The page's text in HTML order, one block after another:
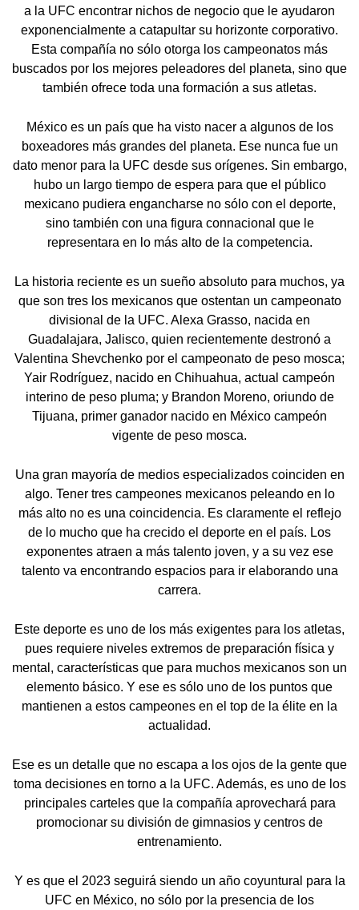
a la UFC encontrar nichos de negocio que le ayudaron
exponencialmente a catapultar su horizonte corporativo.
Esta compañía no sólo otorga los campeonatos más
buscados por los mejores peleadores del planeta, sino que
también ofrece toda una formación a sus atletas.
México es un país que ha visto nacer a algunos de los
boxeadores más grandes del planeta. Ese nunca fue un
dato menor para la UFC desde sus orígenes. Sin embargo,
hubo un largo tiempo de espera para que el público
mexicano pudiera engancharse no sólo con el deporte,
sino también con una figura connacional que le
representara en lo más alto de la competencia.
La historia reciente es un sueño absoluto para muchos, ya
que son tres los mexicanos que ostentan un campeonato
divisional de la UFC. Alexa Grasso, nacida en
Guadalajara, Jalisco, quien recientemente destronó a
Valentina Shevchenko por el campeonato de peso mosca;
Yair Rodríguez, nacido en Chihuahua, actual campeón
interino de peso pluma; y Brandon Moreno, oriundo de
Tijuana, primer ganador nacido en México campeón
vigente de peso mosca.
Una gran mayoría de medios especializados coinciden en
algo. Tener tres campeones mexicanos peleando en lo
más alto no es una coincidencia. Es claramente el reflejo
de lo mucho que ha crecido el deporte en el país. Los
exponentes atraen a más talento joven, y a su vez ese
talento va encontrando espacios para ir elaborando una
carrera.
Este deporte es uno de los más exigentes para los atletas,
pues requiere niveles extremos de preparación física y
mental, características que para muchos mexicanos son un
elemento básico. Y ese es sólo uno de los puntos que
mantienen a estos campeones en el top de la élite en la
actualidad.
Ese es un detalle que no escapa a los ojos de la gente que
toma decisiones en torno a la UFC. Además, es uno de los
principales carteles que la compañía aprovechará para
promocionar su división de gimnasios y centros de
entrenamiento.
Y es que el 2023 seguirá siendo un año coyuntural para la
UFC en México, no sólo por la presencia de los